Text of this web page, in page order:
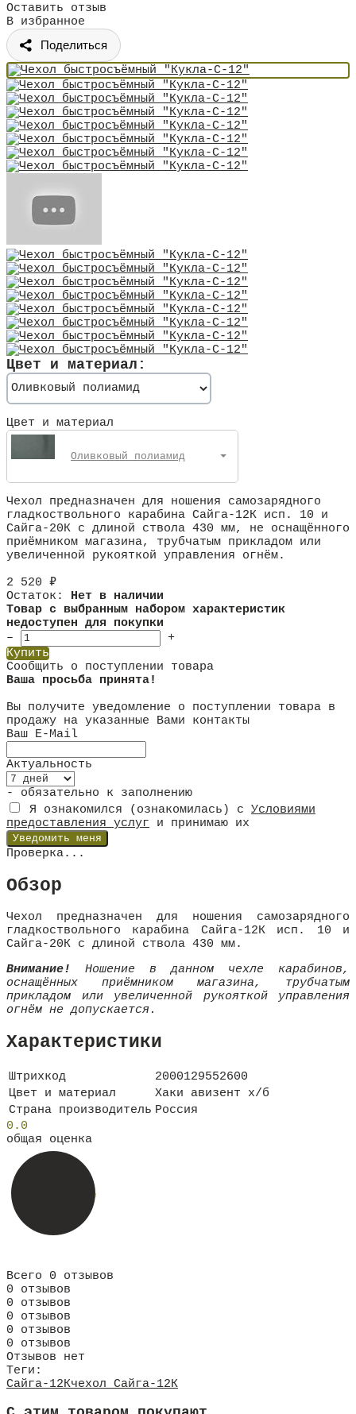
Оставить отзыв
В избранное
Поделиться
Цвет и материал:
Цвет и материал
Оливковый полиамид
Чехол предназначен для ношения самозарядного
гладкоствольного карабина Сайга-12К исп. 10 и
Сайга-20К с длиной ствола 430 мм, не оснащённого
приёмником магазина, трубчатым прикладом или
увеличенной рукояткой управления огнём.
2 520 ₽
Остаток:
Нет в наличии
Товар с выбранным набором характеристик
недоступен для покупки
–
+
Купить
Сообщить о поступлении товара
Ваша просьба принята!
Вы получите уведомление о поступлении товара в
продажу на указанные Вами контакты
Ваш E-Mail
Актуальность
- обязательно к заполнению
Я ознакомился (ознакомилась) с Условиями
предоставления услуг и принимаю их
Проверка...
Обзор
Чехол предназначен для ношения самозарядного
гладкоствольного карабина Сайга-12К исп. 10 и
Сайга-20К с длиной ствола 430 мм.
Внимание! Ношение в данном чехле карабинов,
оснащённых приёмником магазина, трубчатым
прикладом или увеличенной рукояткой управления
огнём не допускается.
Характеристики
Штрихкод
2000129552600
Цвет и материал
Хаки авизент х/б
Страна производитель Россия
0.0
общая оценка
Всего 0 отзывов
0 отзывов
0 отзывов
0 отзывов
0 отзывов
0 отзывов
Отзывов нет
Теги:
Сайга-12Кчехол Сайга-12К